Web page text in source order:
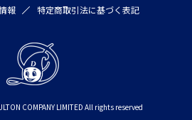
報 特定商取引法に基づく表記
COMPANY LIMITED All rights reserved